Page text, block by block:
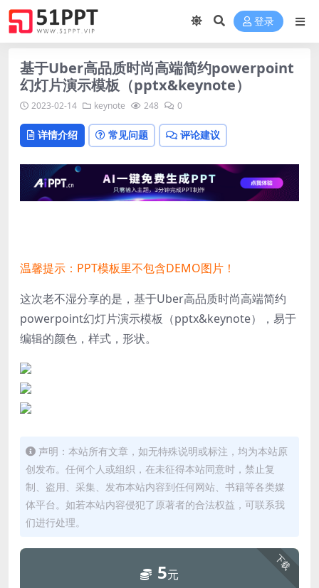
登录
基于Uber高品质时尚高端简约powerpoint
幻灯片演示模板（pptx&keynote）
2023-02-14 keynote 248 0
详情介绍 常见问题 评论建议
温馨提示：PPT模板里不包含DEMO图片！
这次老不湿分享的是，基于Uber高品质时尚高端简约
powerpoint幻灯片演示模板（pptx&keynote），易于
编辑的颜色，样式，形状。
声明：本站所有文章，如无特殊说明或标注，均为本站原
创发布。任何个人或组织，在未征得本站同意时，禁止复
制、盗用、采集、发布本站内容到任何网站、书籍等各类媒
体平台。如若本站内容侵犯了原著者的合法权益，可联系我
们进行处理。
下载
5元